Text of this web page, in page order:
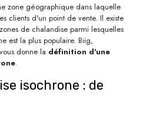
zone géographique dans laquelle
clients d'un point de vente. Il existe
de chalandise parmi lesquelles
est la plus populaire. Biig,
donne la définition d'une
.
isochrone : de